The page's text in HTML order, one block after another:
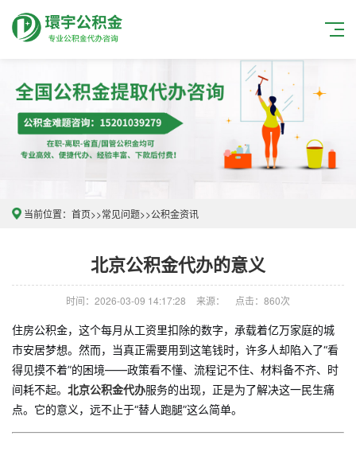
当前位置： 首页>>常见问题>>公积金资讯
北京公积金代办的意义
时间：2026-03-09 14:17:28 来源： 点击：860次
住房公积金，这个每月从工资里扣除的数字，承载着亿万家庭的城
市安居梦想。然而，当真正需要用到这笔钱时，许多人却陷入了“看
得见摸不着”的困境——政策看不懂、流程记不住、材料备不齐、时
间耗不起。 北京公积金代办服务的出现，正是为了解决这一民生痛
点。它的意义，远不止于“替人跑腿”这么简单。